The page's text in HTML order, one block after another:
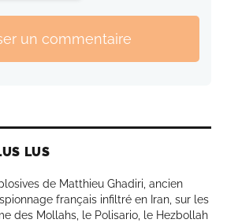
un commentaire
LUS
de Matthieu Ghadiri, ancien
français infiltré en Iran, sur les
des Mollahs, le Polisario, le Hezbollah